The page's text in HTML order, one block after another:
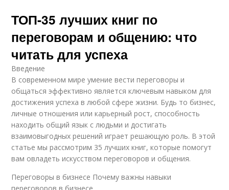
ТОП-35 лучших книг по
переговорам и общению: что
читать для успеха
Введение
В современном мире умение вести переговоры и
общаться эффективно является ключевым навыком для
достижения успеха в любой сфере жизни. Будь то бизнес,
личные отношения или карьерный рост, способность
находить общий язык с людьми и достигать
взаимовыгодных решений играет решающую роль. В этой
статье мы рассмотрим 35 лучших книг, которые помогут
вам овладеть искусством переговоров и общения.
Переговоры в бизнесе Почему важны навыки